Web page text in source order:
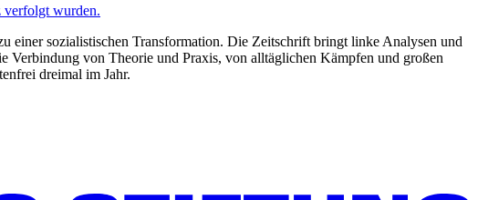
verfolgt wurden.
einer sozialistischen Transformation. Die Zeitschrift bringt linke Analysen und
Verbindung von Theorie und Praxis, von alltäglichen Kämpfen und großen
dreimal im Jahr.